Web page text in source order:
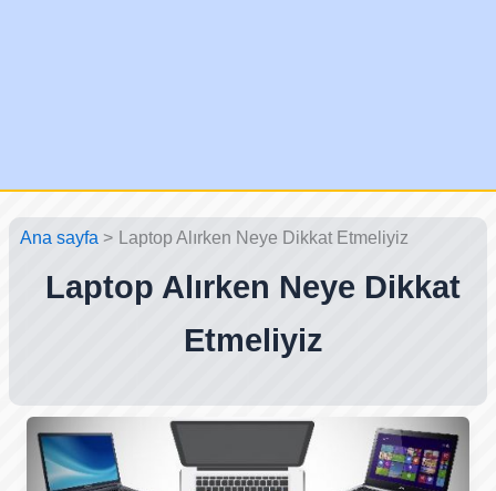
Ana sayfa Laptop Alırken Neye Dikkat Etmeliyiz
Laptop Alırken Neye Dikkat
Etmeliyiz